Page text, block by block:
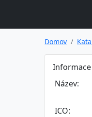
Domov
Název:
ICO: